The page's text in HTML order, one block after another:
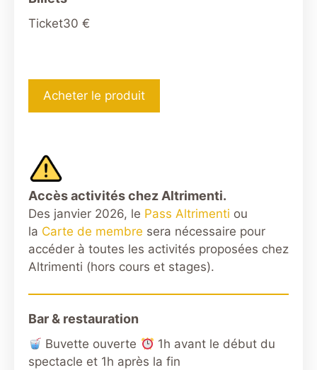
Ticket30 €
Acheter le produit
Accès activités chez Altrimenti.
Des janvier 2026, le Pass Altrimenti ou
la Carte de membre sera nécessaire pour
accéder à toutes les activités proposées chez
Altrimenti (hors cours et stages).
Bar & restauration
Buvette ouverte
1h avant le début du
spectacle et 1h après la fin